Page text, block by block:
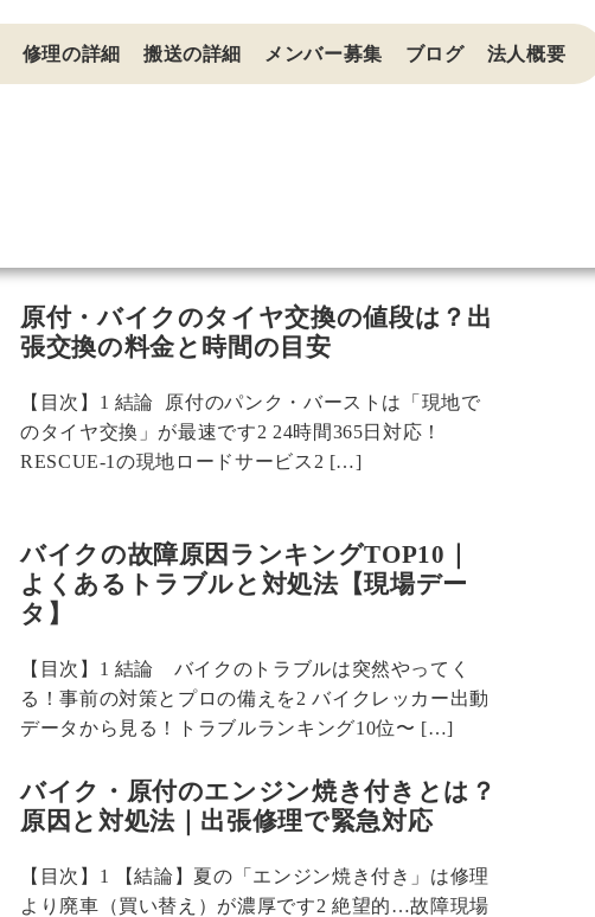
修理の詳細 搬送の詳細 メンバー募集 ブログ 法人概要
原付・バイクのタイヤ交換の値段は？出
張交換の料金と時間の目安
【目次】1 結論 原付のパンク・バーストは「現地で
のタイヤ交換」が最速です2 24時間365日対応！
RESCUE-1の現地ロードサービス2 […]
バイクの故障原因ランキングTOP10｜
よくあるトラブルと対処法【現場デー
タ】
【目次】1 結論 バイクのトラブルは突然やってく
る！事前の対策とプロの備えを2 バイクレッカー出動
データから見る！トラブルランキング10位〜 […]
バイク・原付のエンジン焼き付きとは？
原因と対処法｜出張修理で緊急対応
【目次】1 【結論】夏の「エンジン焼き付き」は修理
より廃車（買い替え）が濃厚です2 絶望的…故障現場